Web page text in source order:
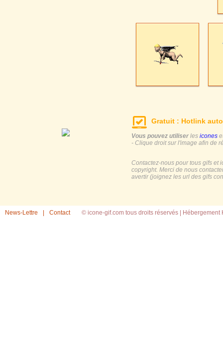
Gratuit : Hotlink
Vous pouvez utiliser les icones
- Clique droit sur l'image afin de
Contactez-nous pour tous gifs et
copyright. Merci de nous
avertir (joignez les url des gifs
News-Lettre Contact © icone-gif.com tous droits réservés | Hébergement